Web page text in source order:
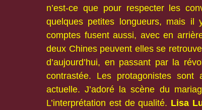
n’est-ce que pour respecter les
quelques petites longueurs, mais il
comptes fusent aussi, avec en
deux Chines peuvent elles se
d’aujourd’hui, en passant par la
contrastée. Les protagonistes
actuelle. J’adoré la scène du
L’interprétation est de qualité. Lisa